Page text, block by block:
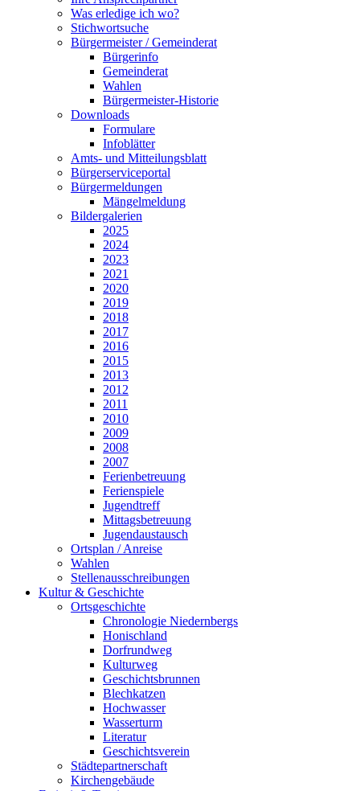
Was erledige ich wo?
Stichwortsuche
Bürgermeister / Gemeinderat
Bürgerinfo
Gemeinderat
Wahlen
Bürgermeister-Historie
Downloads
Formulare
Infoblätter
Amts- und Mitteilungsblatt
Bürgerserviceportal
Bürgermeldungen
Mängelmeldung
Bildergalerien
2025
2024
2023
2021
2020
2019
2018
2017
2016
2015
2013
2012
2011
2010
2009
2008
2007
Ferienbetreuung
Ferienspiele
Jugendtreff
Mittagsbetreuung
Jugendaustausch
Ortsplan / Anreise
Wahlen
Stellenausschreibungen
Kultur & Geschichte
Ortsgeschichte
Chronologie Niedernbergs
Honischland
Dorfrundweg
Kulturweg
Geschichtsbrunnen
Blechkatzen
Hochwasser
Wasserturm
Literatur
Geschichtsverein
Städtepartnerschaft
Kirchengebäude